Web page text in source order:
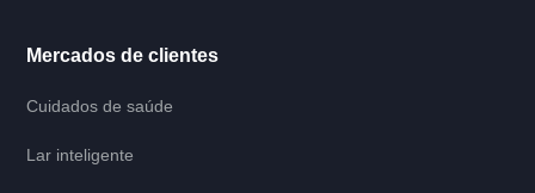
Mercados de clientes
Cuidados de saúde
Lar inteligente